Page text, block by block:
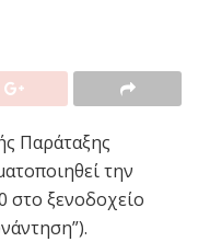
Παράταξης
την
στο ξενοδοχείο